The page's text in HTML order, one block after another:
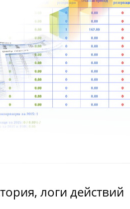
логи действий